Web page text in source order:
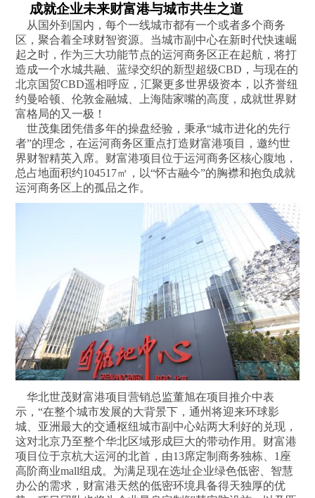
成就企业未来财富港与城市共生之道
从国外到国内，每个一线城市都有一个或者多个商务
区，聚合着全球财智资源。当城市副中心在新时代快速崛
起之时，作为三大功能节点的运河商务区正在起航，将打
造成一个水城共融、蓝绿交织的新型超级CBD，与现在的
北京国贸CBD遥相呼应，汇聚更多世界级资本，以齐誉纽
约曼哈顿、伦敦金融城、上海陆家嘴的高度，成就世界财
富格局的又一极！
世茂集团凭借多年的操盘经验，秉承“城市进化的先行
者”的理念，在运河商务区重点打造财富港项目，邀约世
界财智精英入席。财富港项目位于运河商务区核心腹地，
总占地面积约104517㎡，以“怀古融今”的胸襟和抱负成就
运河商务区上的孤品之作。
华北世茂财富港项目营销总监董旭在项目推介中表
示，“在整个城市发展的大背景下，通州将迎来环球影
城、亚洲最大的交通枢纽城市副中心站两大利好的兑现，
这对北京乃至整个华北区域形成巨大的带动作用。财富港
项目位于京杭大运河的北首，由13席定制商务独栋、1座
高阶商业mall组成。为满足现在选址企业绿色低密、智慧
办公的需求，财富港天然的低密环境具备得天独厚的优